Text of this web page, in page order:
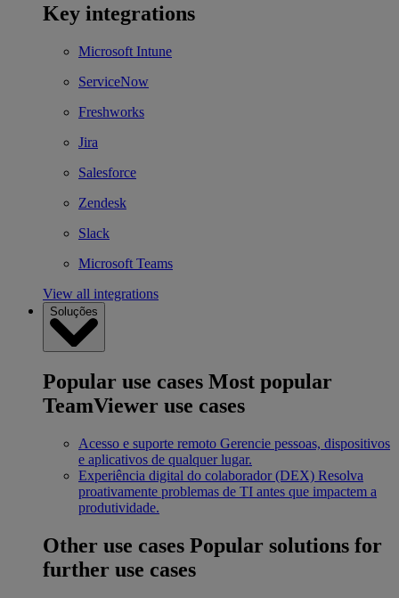
Key integrations
Microsoft Intune
ServiceNow
Freshworks
Jira
Salesforce
Zendesk
Slack
Microsoft Teams
View all integrations
Soluções
Popular use cases Most popular
TeamViewer use cases
Acesso e suporte remoto Gerencie pessoas, dispositivos
e aplicativos de qualquer lugar.
Experiência digital do colaborador (DEX) Resolva
proativamente problemas de TI antes que impactem a
produtividade.
Other use cases Popular solutions for
further use cases